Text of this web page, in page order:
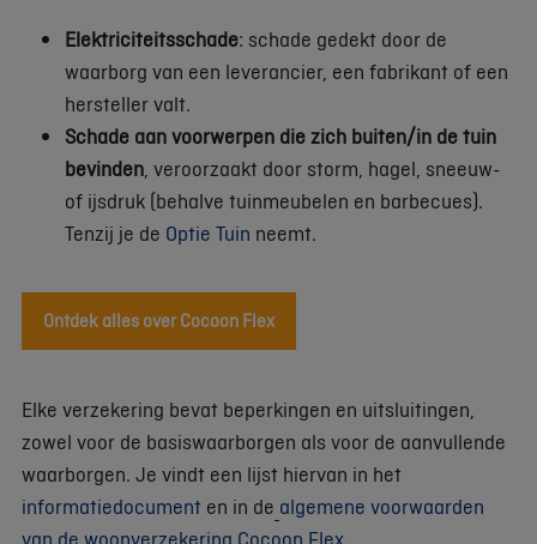
Elektriciteitsschade: schade gedekt door de
waarborg van een leverancier, een fabrikant of een
hersteller valt.
Schade aan voorwerpen die zich buiten/in de tuin
bevinden , veroorzaakt door storm, hagel, sneeuw-
of ijsdruk (behalve tuinmeubelen en barbecues).
Tenzij je de Optie Tuin neemt.
Ontdek alles over Cocoon Flex
Elke verzekering bevat beperkingen en uitsluitingen,
zowel voor de basiswaarborgen als voor de aanvullende
waarborgen. Je vindt een lijst hiervan in het
informatiedocument en in de algemene voorwaarden
van de woonverzekering Cocoon Flex.